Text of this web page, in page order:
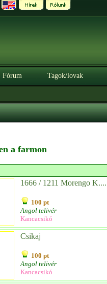
Fórum Tagok/lovak
a farmon
1666 / 1211 Morengo K....
100 pt
Angol telivér
Kancacsikó
Csikaj
100 pt
Angol telivér
Kancacsikó